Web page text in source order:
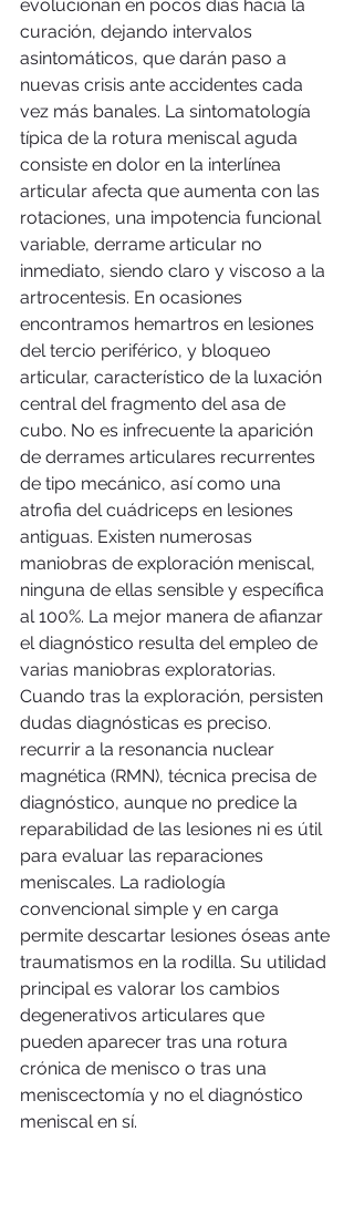
evolucionan en pocos días hacia la
curación, dejando intervalos
asintomáticos, que darán paso a
nuevas crisis ante accidentes cada
vez más banales. La sintomatología
típica de la rotura meniscal aguda
consiste en dolor en la interlínea
articular afecta que aumenta con las
rotaciones, una impotencia funcional
variable, derrame articular no
inmediato, siendo claro y viscoso a la
artrocentesis. En ocasiones
encontramos hemartros en lesiones
del tercio periférico, y bloqueo
articular, característico de la luxación
central del fragmento del asa de
cubo. No es infrecuente la aparición
de derrames articulares recurrentes
de tipo mecánico, así como una
atrofia del cuádriceps en lesiones
antiguas. Existen numerosas
maniobras de exploración meniscal,
ninguna de ellas sensible y específica
al 100%. La mejor manera de afianzar
el diagnóstico resulta del empleo de
varias maniobras exploratorias.
Cuando tras la exploración, persisten
dudas diagnósticas es preciso.
recurrir a la resonancia nuclear
magnética (RMN), técnica precisa de
diagnóstico, aunque no predice la
reparabilidad de las lesiones ni es útil
para evaluar las reparaciones
meniscales. La radiología
convencional simple y en carga
permite descartar lesiones óseas ante
traumatismos en la rodilla. Su utilidad
principal es valorar los cambios
degenerativos articulares que
pueden aparecer tras una rotura
crónica de menisco o tras una
meniscectomía y no el diagnóstico
meniscal en sí.